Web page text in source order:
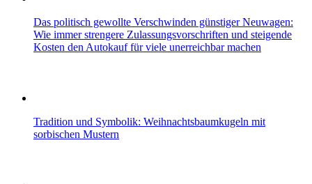
Das politisch gewollte Verschwinden günstiger Neuwagen:
Wie immer strengere Zulassungsvorschriften und steigende
Kosten den Autokauf für viele unerreichbar machen
Tradition und Symbolik: Weihnachtsbaumkugeln mit
sorbischen Mustern